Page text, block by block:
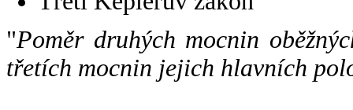
"Poměr druhých mocnin
třetích mocnin jejich hlavních